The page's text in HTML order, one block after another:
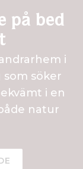
på bed
i
söker
i en
natur